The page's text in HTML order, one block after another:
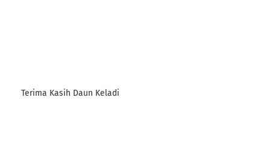
Terima Kasih Daun Keladi